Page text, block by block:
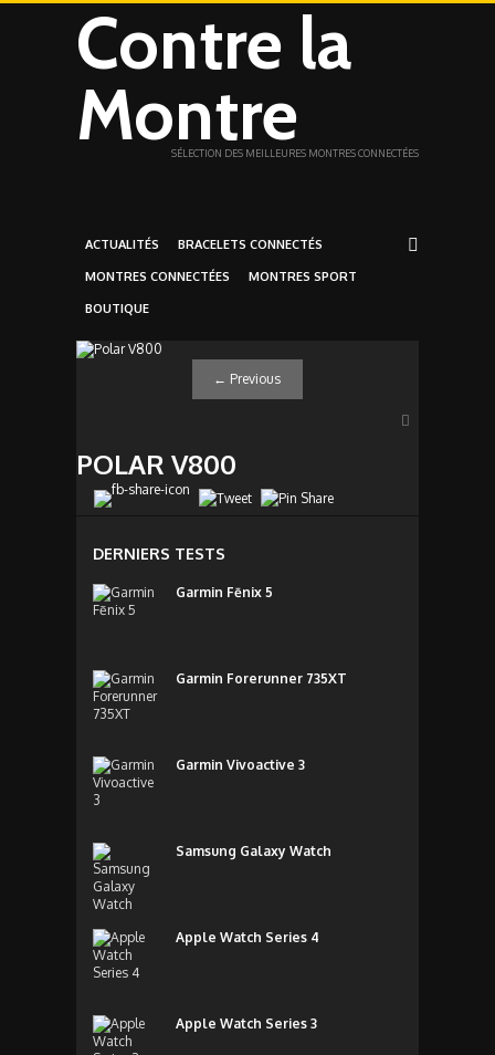
Contre la
Montre
SÉLECTION DES MEILLEURES MONTRES CONNECTÉES
ACTUALITÉS BRACELETS CONNECTÉS
MONTRES CONNECTÉES MONTRES SPORT
BOUTIQUE
← Previous
POLAR V800
DERNIERS TESTS
Garmin Fēnix 5
Garmin Forerunner 735XT
Garmin Vivoactive 3
Samsung Galaxy Watch
Apple Watch Series 4
Apple Watch Series 3